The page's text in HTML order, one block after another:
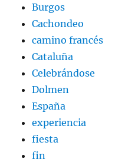
Burgos
Cachondeo
camino francés
Cataluña
Celebrándose
Dolmen
España
experiencia
fiesta
fin